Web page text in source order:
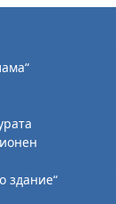
здание“